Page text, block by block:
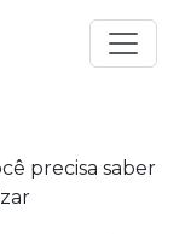
precisa saber